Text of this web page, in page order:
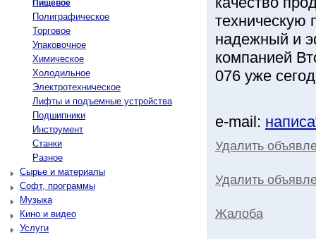
Пищевое
Полиграфическое
Торговое
Упаковочное
Химическое
Холодильное
Электротехническое
Лифты и подъемные устройства
Подшипники
Инструмент
Станки
Разное
Сырье и материалы
Софт, программы
Музыка
Кино и видео
Услуги
надежный и
компанией
076 уже
e-mail:
Удалить
Удалить
Жалоба